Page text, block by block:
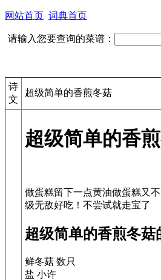
网站首页 词典首页
请输入您要查询的菜谱：
诗
文
超级简单的香煎冬菇
超级简单的香
做蛋糕留下一点黄油做蛋糕又
超级简单的香煎冬菇
鲜冬菇 数只
盐 小许